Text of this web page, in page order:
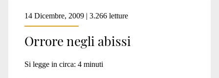
14 Dicembre, 2009 | 3.266 letture
Orrore negli abissi
Si legge in circa: 4 minuti